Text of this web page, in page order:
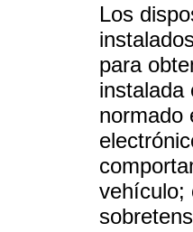
Los
para
instalada
normado
vehículo;